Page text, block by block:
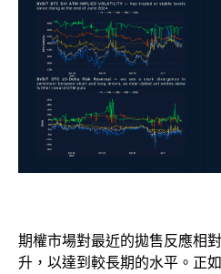
期權市場對最近的拋售反應相
升，以達到較長期的水平。正